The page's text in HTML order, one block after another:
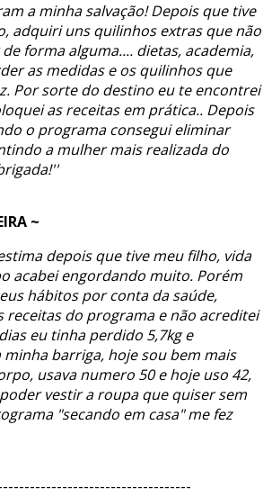
a minha salvação! Depois que tive
adquiri uns quilinhos extras que não
forma alguma.... dietas, academia,
as medidas e os quilinhos que
Por sorte do destino eu te encontrei
as receitas em prática.. Depois
o programa consegui eliminar
a mulher mais realizada do
~
depois que tive meu filho, vida
acabei engordando muito. Porém
hábitos por conta da saúde,
receitas do programa e não acreditei
eu tinha perdido 5,7kg e
barriga, hoje sou bem mais
usava numero 50 e hoje uso 42,
vestir a roupa que quiser sem
"secando em casa" me fez